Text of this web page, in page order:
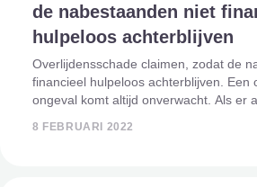
de nabestaanden niet
hulpeloos achterblijven
Overlijdensschade claimen, zodat de
financieel hulpeloos achterblijven. Een
ongeval komt altijd onverwacht. Als er
overlijdensrisicoverzekering, dan blijkt
8 FEBRUARI 2022